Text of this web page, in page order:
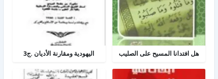
هل افتدانا المسيح على الصليب اليهودية ومقارنة الأديان .ج3